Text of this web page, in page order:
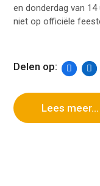
en donderdag van
niet op officiële
Delen op:
Lees meer...